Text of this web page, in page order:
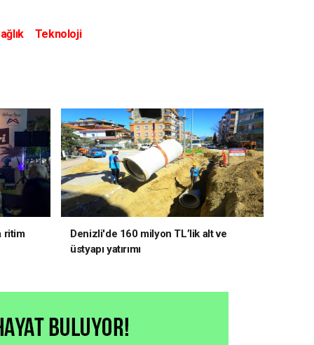
Teknoloji
ritim
Denizli'de 160 milyon TL’lik alt ve
üstyapı yatırımı